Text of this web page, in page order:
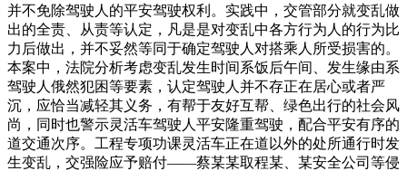
并不免除驾驶人的平安驾驶权利。实践中，交管部分就变乱做
出的全责、从责等认定，凡是是对变乱中各方行为人的行为比
力后做出，并不妥然等同于确定驾驶人对搭乘人所受损害的。
本案中，法院分析考虑变乱发生时间系饭后午间、发生缘由系
驾驶人俄然犯困等要素，认定驾驶人并不存正在居心或者严
沉，应恰当减轻其义务，有帮于友好互帮、绿色出行的社会风
尚，同时也警示灵活车驾驶人平安隆重驾驶，配合平安有序的
道交通次序。工程专项功课灵活车正在道以外的处所通行时发
生变乱，交强险应予赔付——蔡某某取程某、某安全公司等侵